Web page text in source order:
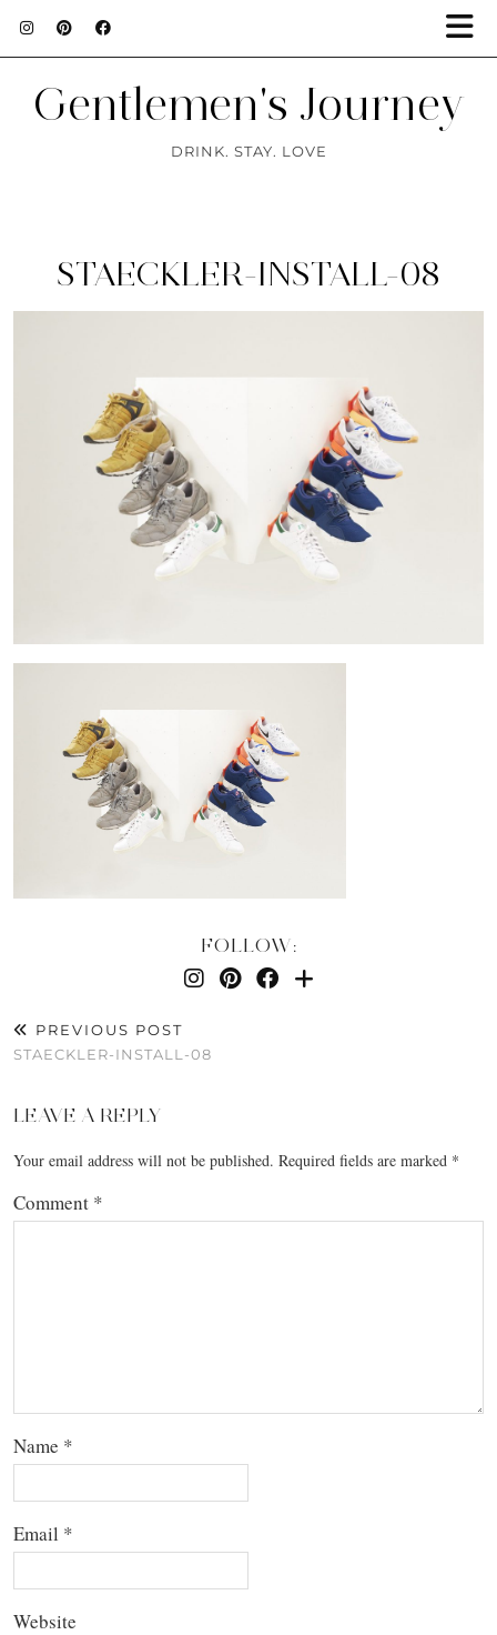
Gentlemen's Journey
DRINK. STAY. LOVE
STAECKLER-INSTALL-08
FOLLOW:
PREVIOUS POST
STAECKLER-INSTALL-08
LEAVE A REPLY
Your email address will not be published. Required fields are marked *
Comment *
Name *
Email *
Website